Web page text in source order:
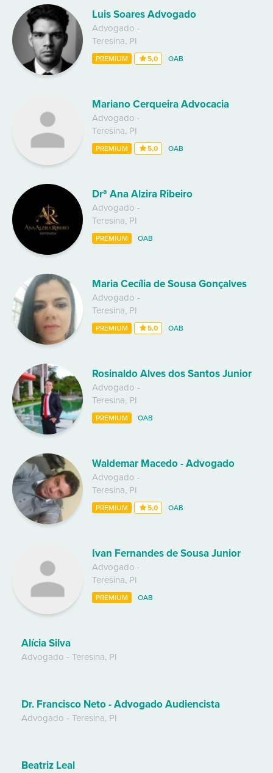
Luis Soares Advogado
Advogado -
Teresina, PI
PREMIUM 5,0 OAB
Mariano Cerqueira Advocacia
Advogado -
Teresina, PI
PREMIUM 5,0 OAB
Drª Ana Alzira Ribeiro
Advogado -
Teresina, PI
PREMIUM OAB
Maria Cecília de Sousa Gonçalves
Advogado -
Teresina, PI
PREMIUM 5,0 OAB
Rosinaldo Alves dos Santos Junior
Advogado -
Teresina, PI
PREMIUM OAB
Waldemar Macedo - Advogado
Advogado -
Teresina, PI
PREMIUM 5,0 OAB
Ivan Fernandes de Sousa Junior
Advogado -
Teresina, PI
PREMIUM OAB
Alícia Silva
Advogado - Teresina, PI
Dr. Francisco Neto - Advogado Audiencista
Advogado - Teresina, PI
Beatriz Leal